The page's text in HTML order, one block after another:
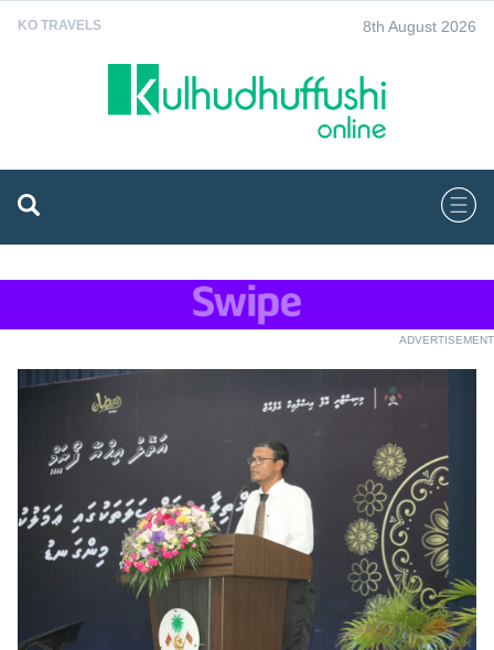
KO TRAVELS 8th August 2026
ADVERTISEMENT